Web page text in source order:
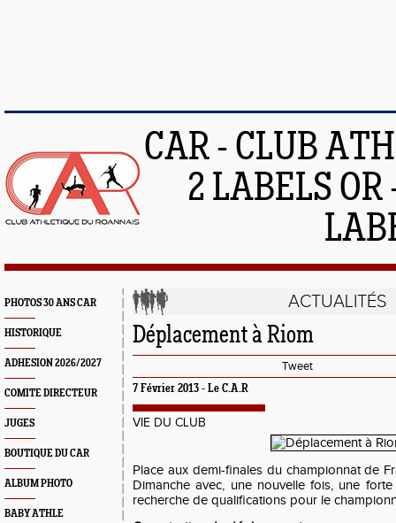
CAR - CLUB
2 LABELS
PHOTOS 30 ANS CAR
HISTORIQUE
ADHESION 2026/2027
COMITE DIRECTEUR
JUGES
BOUTIQUE DU CAR
ALBUM PHOTO
BABY ATHLE
ACTUALITÉS
Déplacement à Riom
Tweet
7 Février 2013 - Le C.A.R
VIE DU CLUB
Place aux demi-finales du championnat de
Dimanche avec, une nouvelle fois, une
recherche de qualifications pour le